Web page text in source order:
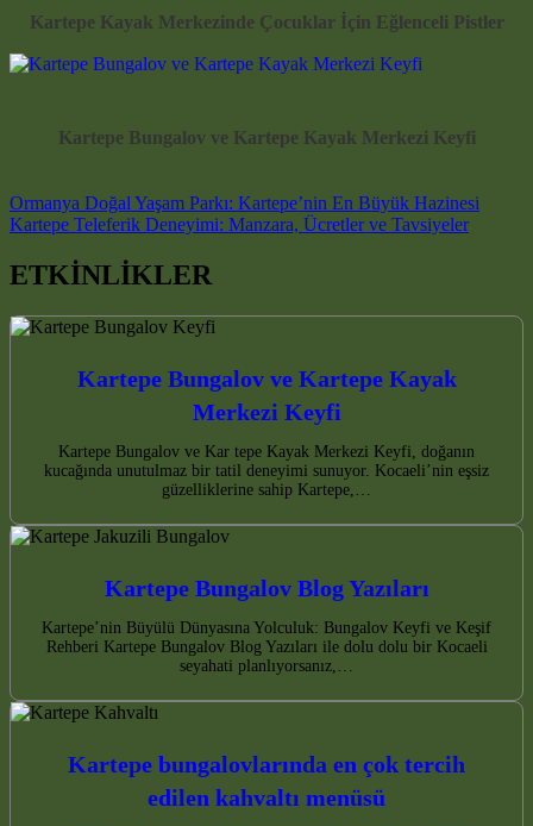
Kartepe Kayak Merkezinde Çocuklar İçin Eğlenceli Pistler
Kartepe Bungalov ve Kartepe Kayak Merkezi Keyfi
Post navigation
Ormanya Doğal Yaşam Parkı: Kartepe’nin En Büyük Hazinesi
Kartepe Teleferik Deneyimi: Manzara, Ücretler ve Tavsiyeler
ETKİNLİKLER
Kartepe Bungalov ve Kartepe Kayak
Merkezi Keyfi
Kartepe Bungalov ve Kar tepe Kayak Merkezi Keyfi, doğanın
kucağında unutulmaz bir tatil deneyimi sunuyor. Kocaeli’nin eşsiz
güzelliklerine sahip Kartepe,…
Kartepe Bungalov Blog Yazıları
Kartepe’nin Büyülü Dünyasına Yolculuk: Bungalov Keyfi ve Keşif
Rehberi Kartepe Bungalov Blog Yazıları ile dolu dolu bir Kocaeli
seyahati planlıyorsanız,…
Kartepe bungalovlarında en çok tercih
edilen kahvaltı menüsü